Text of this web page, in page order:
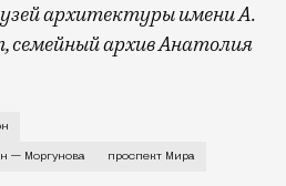
архитектуры имени А.
семейный архив Анатолия
в Мещанской
— Моргунова проспект Мира